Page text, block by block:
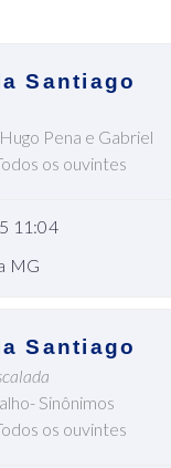
Santiago
Pena e Gabriel
os ouvintes
11:04
MG
Santiago
Sinônimos
os ouvintes